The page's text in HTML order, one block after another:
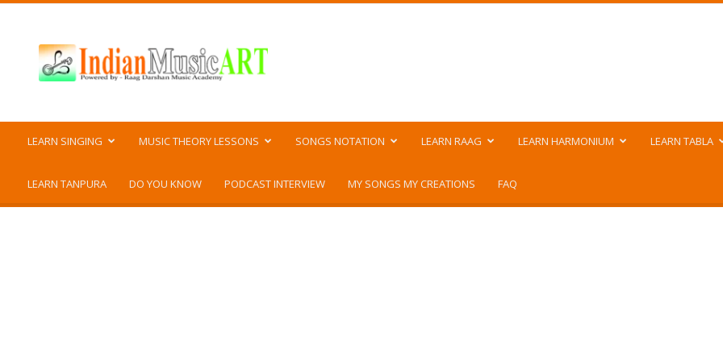
Music
ART
LEARN SINGING MUSIC THEORY LESSONS SONGS NOTATION LEARN RAAG LEARN HARMONIUM LEARN TABLA
LEARN TANPURA DO YOU KNOW PODCAST INTERVIEW MY SONGS MY CREATIONS FAQ